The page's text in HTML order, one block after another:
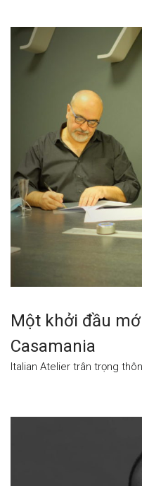
Một khởi đầu
Casamania
Italian Atelier trân trọng